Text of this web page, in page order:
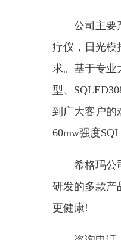
公司主要
疗仪，日光模
求。基于专业
型、
到广大客户的
60mw强度
希格玛公
研发的多款产
更健康!